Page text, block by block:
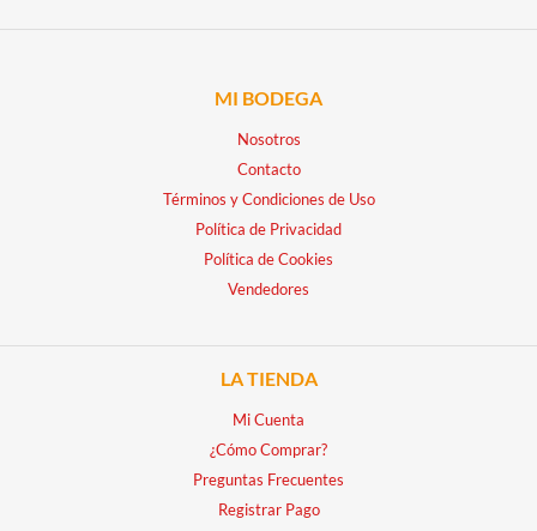
MI BODEGA
Nosotros
Contacto
Términos y Condiciones de Uso
Política de Privacidad
Política de Cookies
Vendedores
LA TIENDA
Mi Cuenta
¿Cómo Comprar?
Preguntas Frecuentes
Registrar Pago